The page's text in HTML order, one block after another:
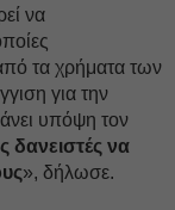
να
τα χρήματα των
για την
υπόψη τον
δανειστές να
», δήλωσε.